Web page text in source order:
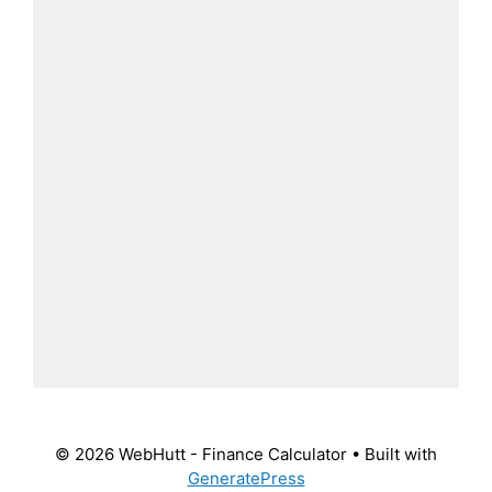
© 2026 WebHutt - Finance Calculator • Built with
GeneratePress